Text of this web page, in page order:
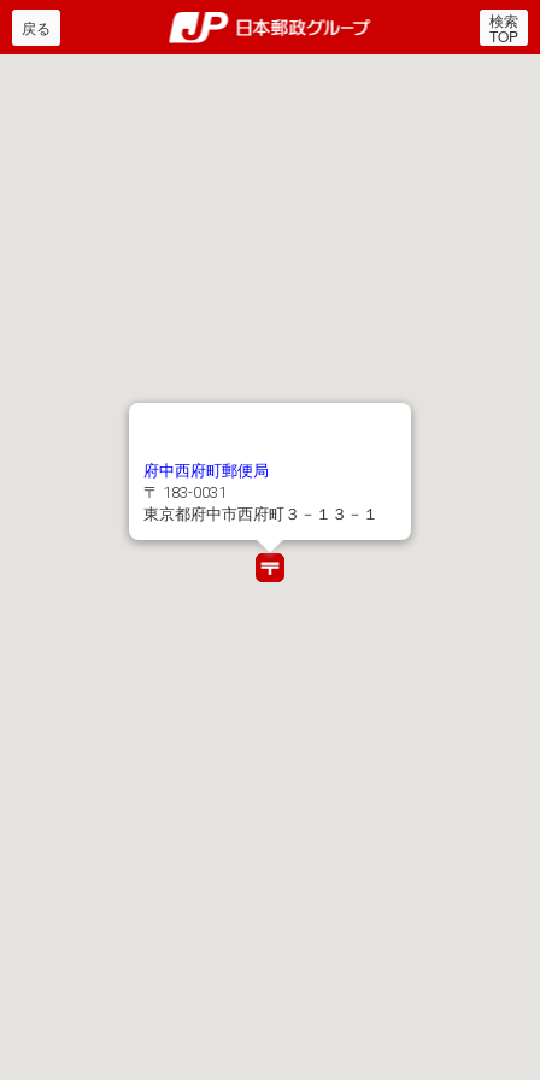
郵便局・日本郵政グルー
戻る 検索
TOP
府中西府町郵便局
〒 183-0031
東京都府中市西府町３－１３－１